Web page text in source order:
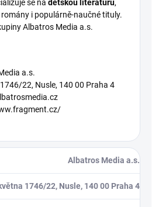
se na dětskou literaturu,
i populárně-naučné tituly.
Albatros Media a.s.
a.s.
22, Nusle, 140 00 Praha 4
Albatros Media a.s.
1746/22, Nusle, 140 00 Praha 4